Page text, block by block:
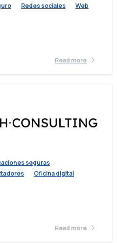
Redes sociales
Web
Read more
seguras
Oficina digital
Read more